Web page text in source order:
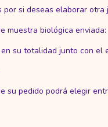
si deseas elaborar otra
muestra biológica enviada:
su totalidad junto con el
su pedido podrá elegir